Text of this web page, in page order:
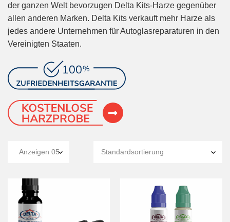
der ganzen Welt bevorzugen Delta Kits-Harze gegenüber
allen anderen Marken. Delta Kits verkauft mehr Harze als
jedes andere Unternehmen für Autoglasreparaturen in den
Vereinigten Staaten.